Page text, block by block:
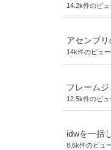
14.2k件のビュ
アセンブ
14k件のビュー
フレーム
12.5k件のビュ
idwを一括
8.6k件のビュ